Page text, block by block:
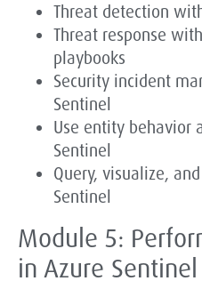
Threat detection
Threat response
playbooks
Security incident
Sentinel
Use entity behavior
Sentinel
Query, visualize,
Sentinel
Module 5:
in Azure Sentinel